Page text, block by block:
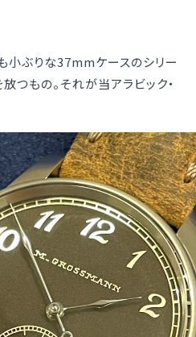
小ぶりな37mmケースのシリー
つもの。それが当アラビック・